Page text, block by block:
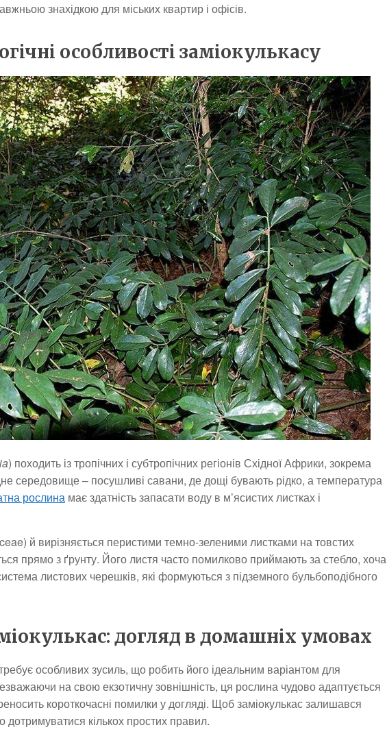
знахідкою для міських квартир і офісів.
особливості заміокулькасу
) походить із тропічних і субтропічних регіонів Східної Африки, зокрема
середовище – посушливі савани, де дощі бувають рідко, а температура
рослина має здатність запасати воду в м’ясистих листках і
й вирізняється перистими темно-зеленими листками на товстих
прямо з ґрунту. Його листя часто помилково приймають за стебло, хоча
листових черешків, які формуються з підземного бульбоподібного
догляд в домашніх умовах
особливих зусиль, що робить його ідеальним варіантом для
на свою екзотичну зовнішність, ця рослина чудово адаптується
короткочасні помилки у догляді. Щоб заміокулькас залишався
кількох простих правил.